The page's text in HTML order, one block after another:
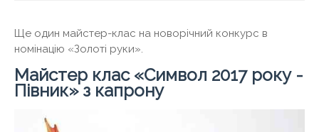
Ще один майстер-клас на новорічний конкурс в
номінацію «Золоті руки».
Майстер клас «Символ 2017 року -
Півник» з капрону